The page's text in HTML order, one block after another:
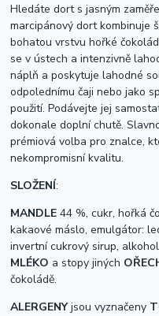
Hledáte dort s jasným
marcipánový dort kombinuje
bohatou vrstvu hořké
se v ústech a intenzivně
náplň a poskytuje lahodné
odpolednímu čaji nebo jako
použití. Podávejte jej
dokonale doplní chutě.
prémiová volba pro znalce,
nekompromisní kvalitu.
SLOŽENÍ:
MANDLE 44 %, cukr, hořká
kakaové máslo, emulgátor:
invertní cukrový sirup,
MLÉKO a stopy jiných
čokoládě.
ALERGENYjsou vyznačeny